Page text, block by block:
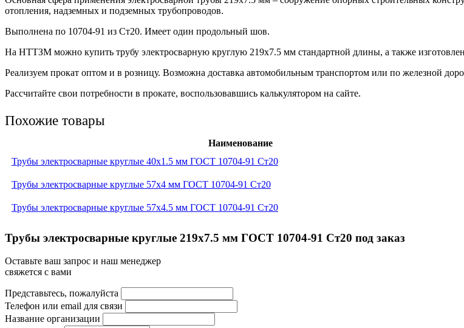
отопления, надземных и подземных трубопроводов.
Выполнена по 10704-91 из Ст20. Имеет один продольный шов.
На НТТЗМ можно купить трубу электросварную круглую 219х7.5 мм стандартной длины, а также
Реализуем прокат оптом и в розницу. Возможна доставка автомобильным транспортом или по железной
Рассчитайте свои потребности в прокате, воспользовавшись калькулятором на сайте.
Похожие товары
Наименование
Трубы электросварные круглые 40x1.5 мм ГОСТ 10704-91 Ст20
Трубы электросварные круглые 57x4 мм ГОСТ 10704-91 Ст20
Трубы электросварные круглые 57x4.5 мм ГОСТ 10704-91 Ст20
Трубы электросварные круглые 219x7.5 мм ГОСТ 10704-91 Ст20 под заказ
Оставьте ваш запрос и наш менеджер
свяжется с вами
Представьтесь, пожалуйста
Телефон или email для связи
Название организации